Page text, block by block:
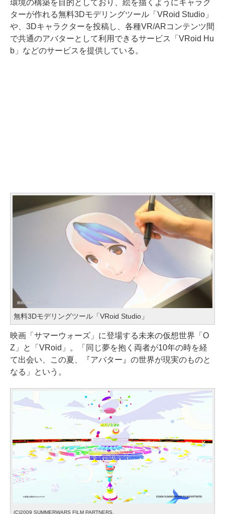
環境の構築を目的としており、絵を描くようにキャラク
ターが作れる無料3Dモデリングツール「VRoid Studio」
や、3Dキャラクターを投稿し、各種VR/ARコンテンツ間
で共通のアバターとして利用できるサービス「VRoid Hu
b」などのサービスを提供している。
無料3Dモデリングツール「VRoid Studio」
映画「サマーウォーズ」に登場する未来の仮想世界「O
Z」と「VRoid」。「同じ夢を抱く両者が10年の時を経
て出会い、この夏、『アバター』の世界が現実のものと
なる」という。
(C)2009 SUMMERWARS FILM PARTNERS.